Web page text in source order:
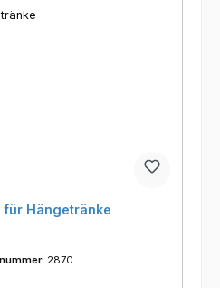
für Hängetränke
2870